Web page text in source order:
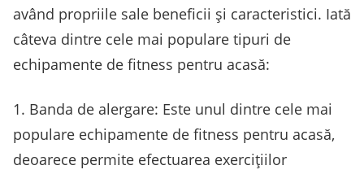
având propriile sale beneficii și caracteristici. Iată
câteva dintre cele mai populare tipuri de
echipamente de fitness pentru acasă:
1. Banda de alergare: Este unul dintre cele mai
populare echipamente de fitness pentru acasă,
deoarece permite efectuarea exercițiilor